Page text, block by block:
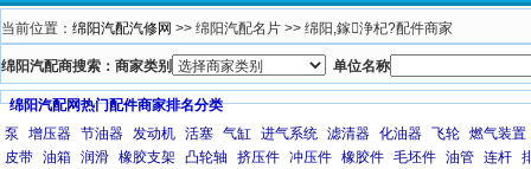
当前位置： 绵阳汽配汽修网 >> 绵阳汽配名片 >> 绵阳,鎵浄杞?配件商家
绵阳汽配商搜索：商家类别 单位名称
绵阳汽配网热门配件商家排名分类
泵
增压器 节油器 发动机 活塞 气缸 进气系统 滤清器 化油器 飞轮 燃气装置
皮带 油箱 润滑 橡胶支架 凸轮轴 挤压件 冲压件 橡胶件 毛坯件 油管 连杆